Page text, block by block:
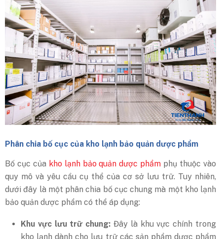
Phân chia bố cục của kho lạnh bảo quản dược phẩm
Bố cục của kho lạnh bảo quản dược phẩm phụ thuộc vào
quy mô và yêu cầu cụ thể của cơ sở lưu trữ. Tuy nhiên,
dưới đây là một phân chia bố cục chung mà một kho lạnh
bảo quản dược phẩm có thể áp dụng:
Khu vực lưu trữ chung: Đây là khu vực chính trong
kho lạnh dành cho lưu trữ các sản phẩm dược phẩm